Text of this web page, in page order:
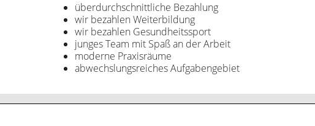
überdurchschnittliche Bezahlung
wir bezahlen Weiterbildung
wir bezahlen Gesundheitssport
junges Team mit Spaß an der Arbeit
moderne Praxisräume
abwechslungsreiches Aufgabengebiet